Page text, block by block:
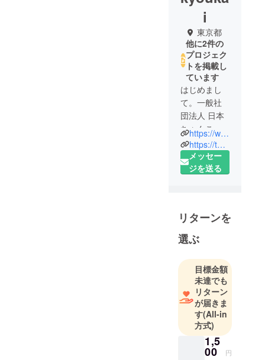
i
東京都
他に2件の
プロジェク
トを掲載し
ています
はじめまし
て。一般社
団法人 日本
ちゃんこ協
会です。
「相撲のお
いしい と た
国のちゃん
こ屋さん、
引退された
元お相撲さ
んの活動を
応援させて
いただいて
います。
http://日本
ちゃんこ協
https://www.facebook.com/nihonchankokyokai/
https://twitter.com/Chanko_Kyokai?ref_src=twsrc%5Etfw&ref_url=http%3A%2F%2Fxn--28j1a4gsc838sqkfqo0b0ec.com%2F
メッセー
ジを送る
リターンを
選ぶ
目標金額
未達でも
リターン
が届きま
す(All-in
方式)
1,5
00 円